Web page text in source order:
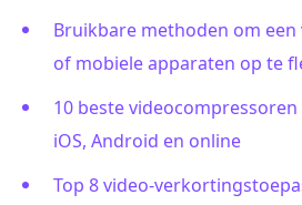
Bruikbare methoden om
of mobiele apparaten op te
10 beste
iOS, Android en online
Top 8 video-